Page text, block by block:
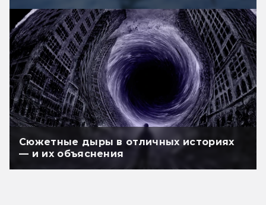
Сюжетные дыры в отличных историях
— и их объяснения